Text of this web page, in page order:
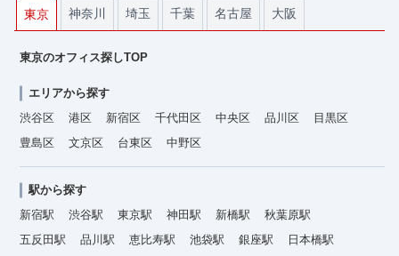
東京 神奈川 埼玉 千葉 名古屋 大阪
東京のオフィス探しTOP
エリアから探す
渋谷区
港区 新宿区 千代田区 中央区 品川区
目黒区
豊島区
文京区 台東区 中野区
駅から探す
新宿駅
渋谷駅 東京駅 神田駅 新橋駅
秋葉原駅
五反田駅
品川駅 恵比寿駅 池袋駅 銀座駅
日本橋駅